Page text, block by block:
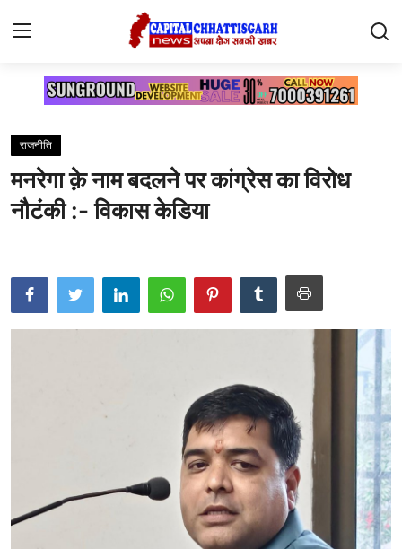
Contact
सारंगढ़
देश
तकनीकि
राजनीति
मनरेगा क़े नाम बदलने पर कांग्रेस का विरोध
नौटंकी :- विकास केडिया